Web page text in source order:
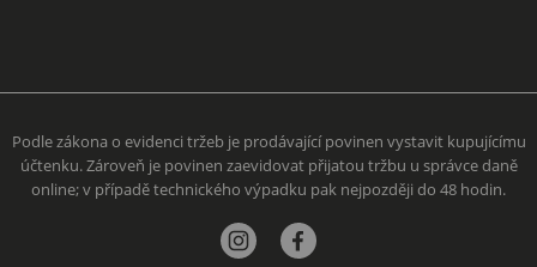
Podle zákona o evidenci tržeb je prodávající povinen vystavit kupujícímu
účtenku. Zároveň je povinen zaevidovat přijatou tržbu u správce daně
online; v případě technického výpadku pak nejpozději do 48 hodin.